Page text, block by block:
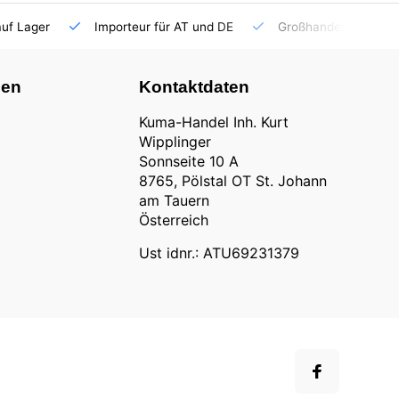
Lager Importeur für AT und DE Großhandel
Kontaktdaten
Kuma-Handel Inh. Kurt
Wipplinger
Sonnseite 10 A
8765, Pölstal OT St. Johann
am Tauern
Österreich
Ust idnr.: ATU69231379